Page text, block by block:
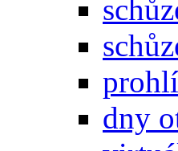
dny